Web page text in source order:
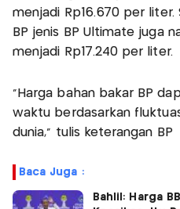
menjadi Rp16.670 per liter.
BP jenis BP Ultimate juga
menjadi Rp17.240 per liter.
"Harga bahan bakar BP
waktu berdasarkan
dunia," tulis keterangan BP
Baca Juga :
Bahlil: Harga